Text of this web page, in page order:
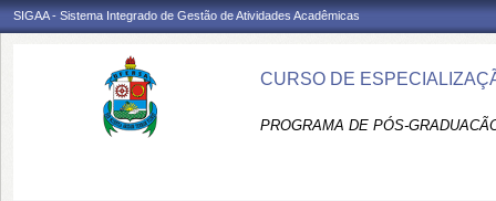
SIGAA - Sistema Integrado de Gestão de Atividades Acadêmicas
CURSO DE
PROGRAMA DE PÓS-